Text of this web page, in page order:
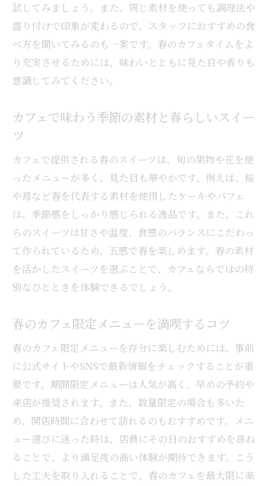
試してみましょう。また、同じ素材を使っても調理法や
盛り付けで印象が変わるので、スタッフにおすすめの食
べ方を聞いてみるのも一案です。春のカフェタイムをよ
り充実させるためには、味わいとともに見た目や香りも
意識してみてください。
カフェで味わう季節の素材と春らしいスイー
ツ
カフェで提供される春のスイーツは、旬の果物や花を使
ったメニューが多く、見た目も華やかです。例えば、桜
や苺など春を代表する素材を使用したケーキやパフェ
は、季節感をしっかり感じられる逸品です。また、これ
らのスイーツは甘さや温度、食感のバランスにこだわっ
て作られているため、五感で春を楽しめます。春の素材
を活かしたスイーツを選ぶことで、カフェならではの特
別なひとときを体験できるでしょう。
春のカフェ限定メニューを満喫するコツ
春のカフェ限定メニューを存分に楽しむためには、事前
に公式サイトやSNSで最新情報をチェックすることが重
要です。期間限定メニューは人気が高く、早めの予約や
来店が推奨されます。また、数量限定の場合も多いた
め、開店時間に合わせて訪れるのもおすすめです。メニ
ュー選びに迷った時は、店員にその日のおすすめを尋ね
ることで、より満足度の高い体験が期待できます。こう
した工夫を取り入れることで、春のカフェを最大限に楽